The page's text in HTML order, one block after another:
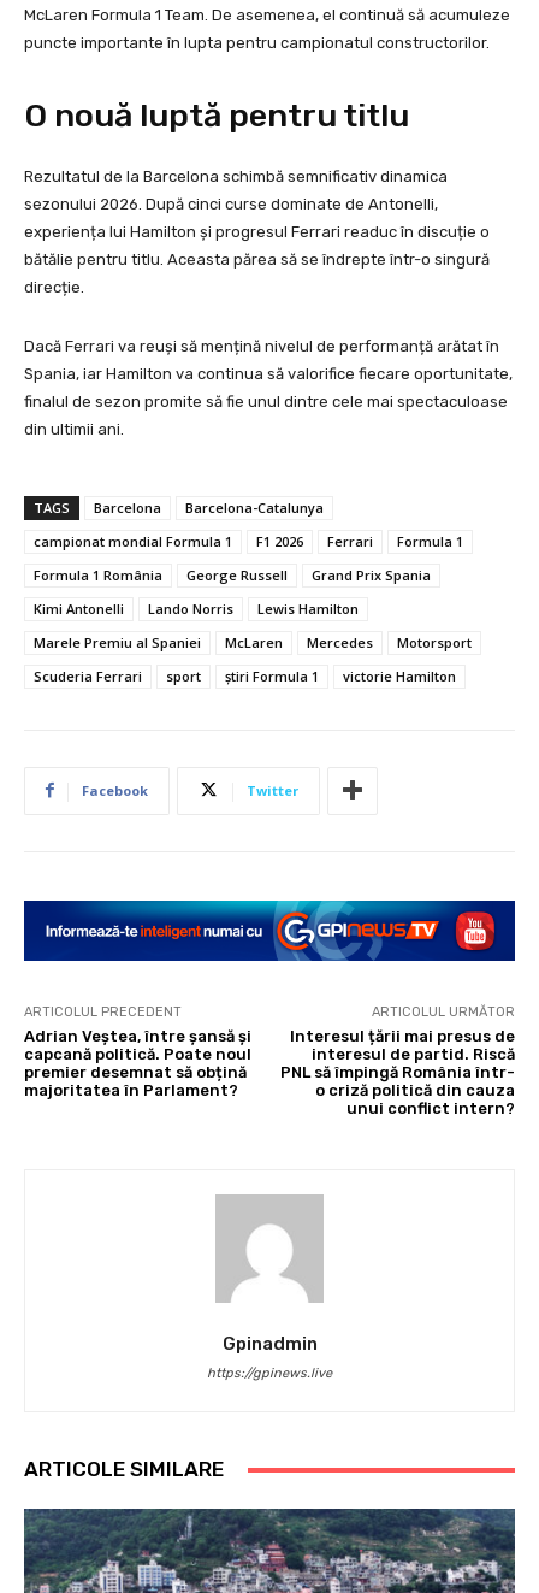
McLaren Formula 1 Team. De asemenea, el continuă să acumuleze
puncte importante în lupta pentru campionatul constructorilor.
O nouă luptă pentru titlu
Rezultatul de la Barcelona schimbă semnificativ dinamica
sezonului 2026. După cinci curse dominate de Antonelli,
experiența lui Hamilton și progresul Ferrari readuc în discuție o
bătălie pentru titlu. Aceasta părea să se îndrepte într-o singură
direcție.
Dacă Ferrari va reuși să mențină nivelul de performanță arătat în
Spania, iar Hamilton va continua să valorifice fiecare oportunitate,
finalul de sezon promite să fie unul dintre cele mai spectaculoase
din ultimii ani.
TAGS Barcelona
Barcelona-Catalunya
campionat mondial Formula 1
F1 2026 Ferrari
Formula 1
Formula 1 România
George Russell
Grand Prix Spania
Kimi Antonelli
Lando Norris
Lewis Hamilton
Marele Premiu al Spaniei
McLaren Mercedes
Motorsport
Scuderia Ferrari
sport știri Formula 1 victorie Hamilton
Facebook Twitter
ARTICOLUL PRECEDENT
Adrian Veștea, între șansă și
capcană politică. Poate noul
premier desemnat să obțină
majoritatea în Parlament?
ARTICOLUL URMĂTOR
Interesul țării mai presus de
interesul de partid. Riscă
PNL să împingă România într-
o criză politică din cauza
unui conflict intern?
Gpinadmin
https://gpinews.live
ARTICOLE SIMILARE